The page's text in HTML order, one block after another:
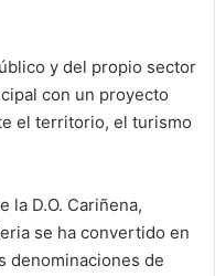
y del propio sector
con un proyecto
el territorio, el turismo
la D.O. Cariñena,
se ha convertido en
denominaciones de